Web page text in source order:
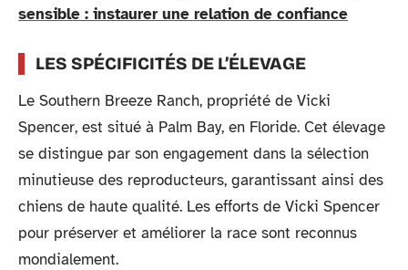
sensible : instaurer une relation de confiance
LES SPÉCIFICITÉS DE L’ÉLEVAGE
Le Southern Breeze Ranch, propriété de Vicki
Spencer, est situé à Palm Bay, en Floride. Cet élevage
se distingue par son engagement dans la sélection
minutieuse des reproducteurs, garantissant ainsi des
chiens de haute qualité. Les efforts de Vicki Spencer
pour préserver et améliorer la race sont reconnus
mondialement.